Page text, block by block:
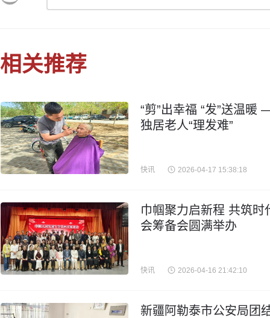
相关推荐
“剪”出幸福 “发”送温
独居老人“理发难”
快讯 2026-04-17 15:38:18
巾帼聚力启新程 共筑
会筹备会圆满举办
快讯 2026-04-16 21:42:10
新疆阿勒泰市公安局团